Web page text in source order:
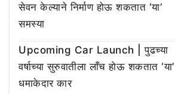
सेवन केल्याने निर्माण होऊ शकतात ‘या’
समस्या
Upcoming Car Launch | पुढच्या
वर्षाच्या सुरुवातीला लाँच होऊ शकतात ‘या’
धमाकेदार कार